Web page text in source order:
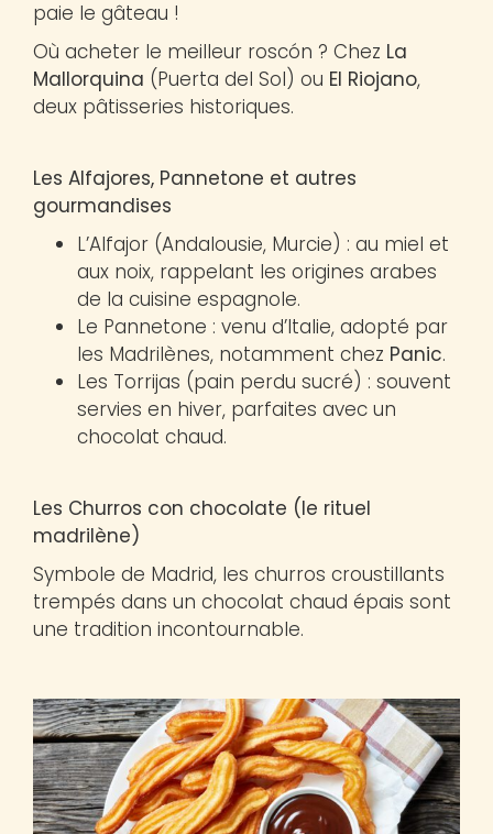
paie le gâteau !
Où acheter le meilleur roscón ? Chez La
Mallorquina (Puerta del Sol) ou El Riojano,
deux pâtisseries historiques.
Les Alfajores, Pannetone et autres
gourmandises
L’Alfajor (Andalousie, Murcie) : au miel et
aux noix, rappelant les origines arabes
de la cuisine espagnole.
Le Pannetone : venu d’Italie, adopté par
les Madrilènes, notamment chez Panic.
Les Torrijas (pain perdu sucré) : souvent
servies en hiver, parfaites avec un
chocolat chaud.
Les Churros con chocolate (le rituel
madrilène)
Symbole de Madrid, les churros croustillants
trempés dans un chocolat chaud épais sont
une tradition incontournable.